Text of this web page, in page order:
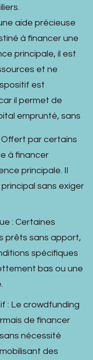
aide précieuse
à financer une
principale, il est
et ne
est
il permet de
emprunté, sans
par certains
à financer
principale. Il
sans exiger
: Certaines
prêts sans apport,
spécifiques
bas ou une
: Le crowdfunding
de financer
nécessité
des